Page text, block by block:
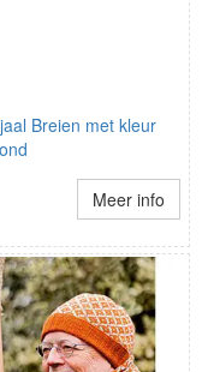
Breien met kleur
Meer info